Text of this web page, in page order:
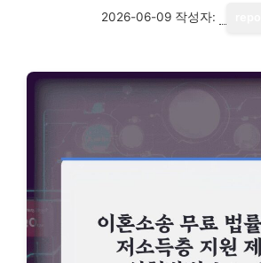
2026-06-09 작성자: